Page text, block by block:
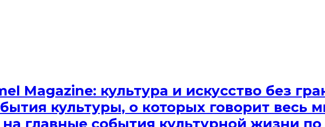
Magazine: культура и искусство без
культуры, о которых говорит весь